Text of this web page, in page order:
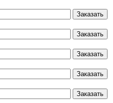
Заказать
Заказать
Заказать
Заказать
Заказать